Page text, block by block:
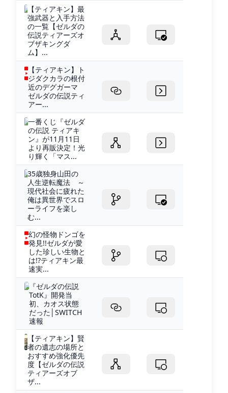
【ティアキン】最
強武器と入手方法
の一覧【ゼルダの
伝説ティアーズオ
ブザキングダ
ム】...
【ティアキン】ト
ジダクカラの根付
近のデグガーマ
ゼルダの伝説ティ
アー...
一番くじ『ゼルダ
の伝説 ティアキ
ン』が11月11日
より再販決定！光
り輝く「マス...
35歳独身山田の
人生逆転魔法 ～
現代社会に疲れた
俺は異世界でスロ
ーライフを楽し
む...
幻の怪物ドンゴを
発見!!ゼルダが愛
した珍しい生物と
は!?ティアキン最
速実...
『ゼルダの伝説
TotK』開発当
初、カオス状態
だった│SWITCH
速報
【ティアキン】賢
者の遺志の場所と
おすすめ強化優先
度【ゼルダの伝説
ティアーズオブ
ザ...